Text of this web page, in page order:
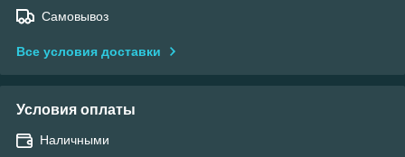
Самовывоз
Все условия доставки
Условия оплаты
Наличными